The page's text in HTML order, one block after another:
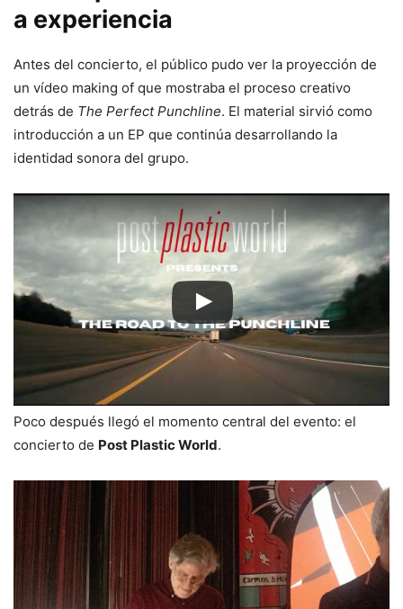
a experiencia
Antes del concierto, el público pudo ver la proyección de
un vídeo making of que mostraba el proceso creativo
detrás de The Perfect Punchline. El material sirvió como
introducción a un EP que continúa desarrollando la
identidad sonora del grupo.
Poco después llegó el momento central del evento: el
concierto de Post Plastic World.